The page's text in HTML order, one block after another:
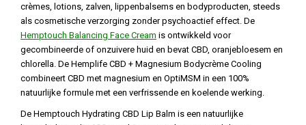
crèmes, lotions, zalven, lippenbalsems en bodyproducten, steeds
als cosmetische verzorging zonder psychoactief effect. De
Hemptouch Balancing Face Cream is ontwikkeld voor
gecombineerde of onzuivere huid en bevat CBD, oranjebloesem en
chlorella. De Hemplife CBD + Magnesium Bodycrème Cooling
combineert CBD met magnesium en OptiMSM in een 100%
natuurlijke formule met een verfrissende en koelende werking.
De Hemptouch Hydrating CBD Lip Balm is een natuurlijke